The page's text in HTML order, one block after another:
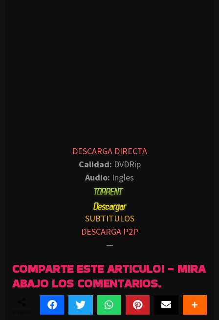
DESCARGA DIRECTA
Calidad: DVDRip
Audio: Ingles
SUBTITULOS
DESCARGA P2P
—
COMPARTE ESTE ARTICULO! - MIRA
ABAJO LOS COMENTARIOS.